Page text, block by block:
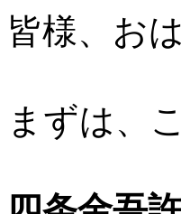
皆様、お
まずは、